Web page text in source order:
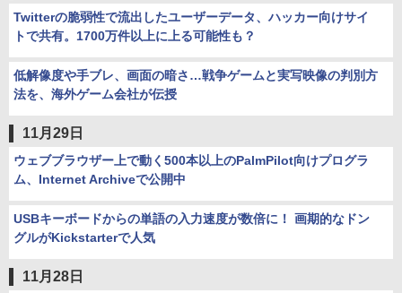
2006年 2005年 2004年 2003年
Twitterの脆弱性で流出したユーザーデータ、ハッカー向けサイ
トで共有。1700万件以上に上る可能性も？
低解像度や手ブレ、画面の暗さ…戦争ゲームと実写映像の判別方
法を、海外ゲーム会社が伝授
11月29日
ウェブブラウザー上で動く500本以上のPalmPilot向けプログラ
ム、Internet Archiveで公開中
USBキーボードからの単語の入力速度が数倍に！ 画期的なドン
グルがKickstarterで人気
11月28日